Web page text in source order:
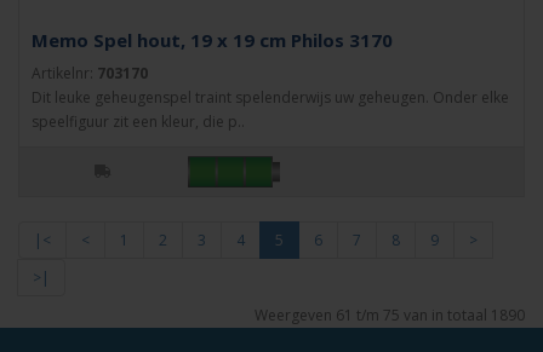
Memo Spel hout, 19 x 19 cm Philos 3170
Artikelnr: 703170
Dit leuke geheugenspel traint spelenderwijs uw geheugen. Onder elke
speelfiguur zit een kleur, die p..
|< < 1 2 3 4 5 6 7 8 9
>
>|
Weergeven 61 t/m 75 van in totaal 1890